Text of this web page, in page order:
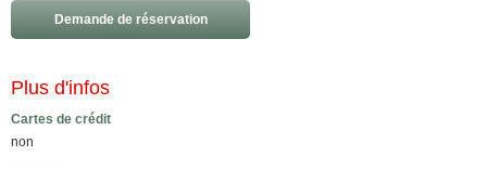
Demande de réservation
Plus d'infos
Cartes de crédit
non